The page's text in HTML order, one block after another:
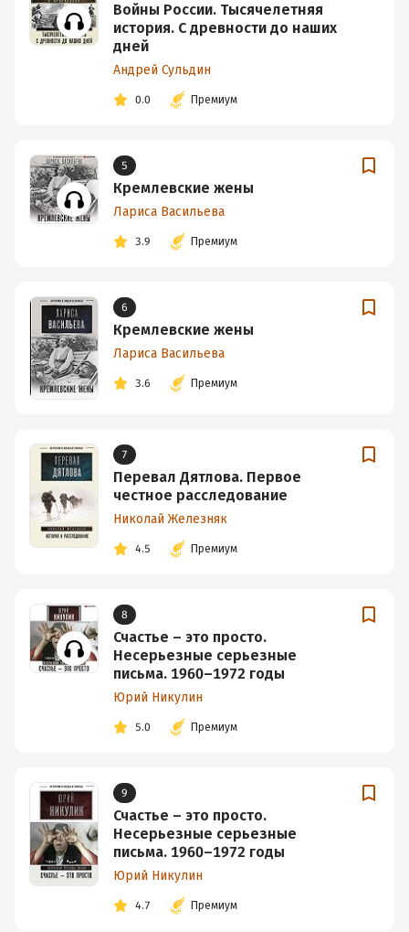
Войны России. Тысячелетняя
история. С древности до наших
дней
Андрей Сульдин
0.0 Премиум
5
Кремлевские жены
Лариса Васильева
3.9 Премиум
6
Кремлевские жены
Лариса Васильева
3.6 Премиум
7
Перевал Дятлова. Первое
честное расследование
Николай Железняк
4.5 Премиум
8
Счастье – это просто.
Несерьезные серьезные
письма. 1960–1972 годы
Юрий Никулин
5.0 Премиум
9
Счастье – это просто.
Несерьезные серьезные
письма. 1960–1972 годы
Юрий Никулин
4.7 Премиум